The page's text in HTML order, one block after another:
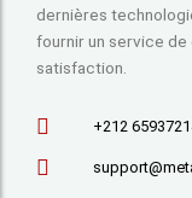
dernières
fournir un service
satisfaction.
+212